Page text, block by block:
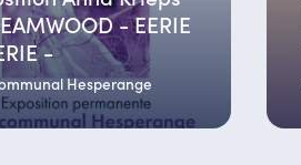
- EERIE
-
Hesperange